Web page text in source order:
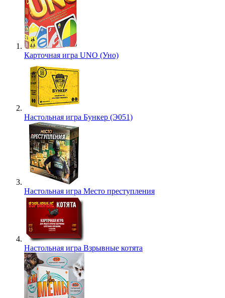
Карточная игра UNO (Уно)
Настольная игра Бункер (Э051)
Настольная игра Место преступления
Настольная игра Взрывные котята